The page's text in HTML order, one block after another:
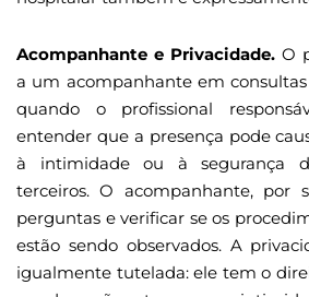
Acompanhante e Privacidade. O
a um acompanhante em consultas
quando o profissional
entender que a presença pode
à intimidade ou à segurança
terceiros. O acompanhante, por
perguntas e verificar se os
estão sendo observados. A
igualmente tutelada: ele tem o